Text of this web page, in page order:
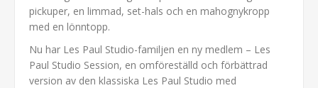
pickuper, en limmad, set-hals och en mahognykropp
med en lönntopp.
Nu har Les Paul Studio-familjen en ny medlem – Les
Paul Studio Session, en omföreställd och förbättrad
version av den klassiska Les Paul Studio med